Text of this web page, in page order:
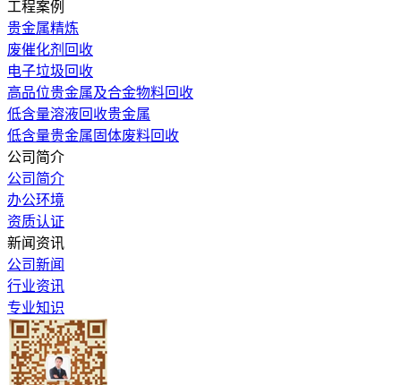
工程案例
贵金属精炼
废催化剂回收
电子垃圾回收
高品位贵金属及合金物料回收
低含量溶液回收贵金属
低含量贵金属固体废料回收
公司简介
公司简介
办公环境
资质认证
新闻资讯
公司新闻
行业资讯
专业知识